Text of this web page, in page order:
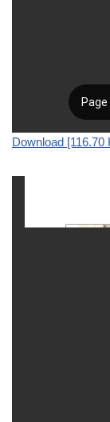
Download [116.70